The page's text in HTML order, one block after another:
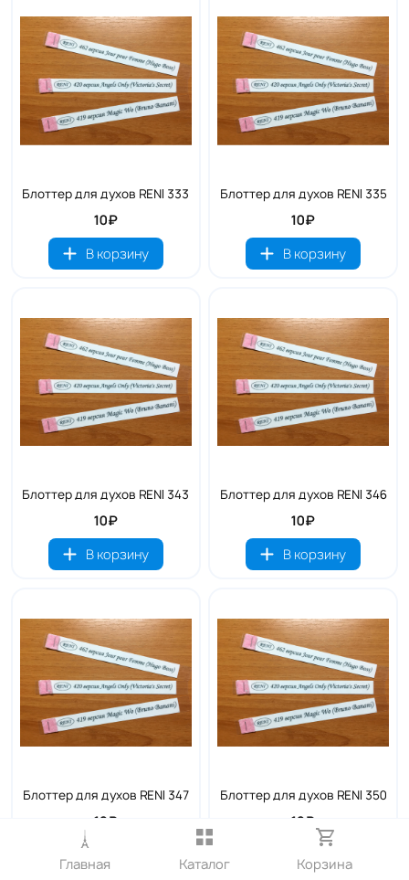
Блоттер для духов RENI 333
10₽
В корзину
Блоттер для духов RENI 335
10₽
В корзину
Блоттер для духов RENI 343
10₽
В корзину
Блоттер для духов RENI 346
10₽
В корзину
Блоттер для духов RENI 347
10₽
Блоттер для духов RENI 350
10₽
В корзину
Главная Каталог Корзина